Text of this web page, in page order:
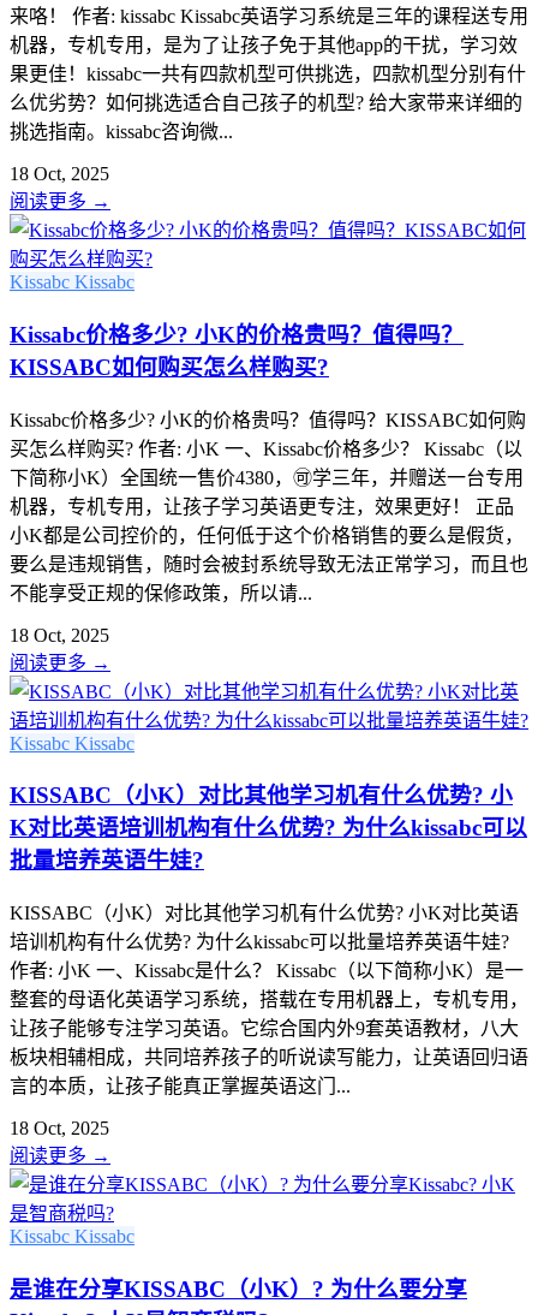
来咯！ 作者: kissabc Kissabc英语学习系统是三年的课程送专用
机器，专机专用，是为了让孩子免于其他app的干扰，学习效
果更佳！kissabc一共有四款机型可供挑选，四款机型分别有什
么优劣势？如何挑选适合自己孩子的机型? 给大家带来详细的
挑选指南。kissabc咨询微...
18 Oct, 2025
阅读更多 →
Kissabc Kissabc
Kissabc价格多少? 小K的价格贵吗？值得吗？
KISSABC如何购买怎么样购买?
Kissabc价格多少? 小K的价格贵吗？值得吗？KISSABC如何购
买怎么样购买? 作者: 小K 一、Kissabc价格多少？ Kissabc（以
下简称小K）全国统一售价4380，🉑学三年，并赠送一台专用
机器，专机专用，让孩子学习英语更专注，效果更好！ 正品
小K都是公司控价的，任何低于这个价格销售的要么是假货，
要么是违规销售，随时会被封系统导致无法正常学习，而且也
不能享受正规的保修政策，所以请...
18 Oct, 2025
阅读更多 →
Kissabc Kissabc
KISSABC（小K）对比其他学习机有什么优势? 小
K对比英语培训机构有什么优势? 为什么kissabc可以
批量培养英语牛娃?
KISSABC（小K）对比其他学习机有什么优势? 小K对比英语
培训机构有什么优势? 为什么kissabc可以批量培养英语牛娃?
作者: 小K 一、Kissabc是什么？ Kissabc（以下简称小K）是一
整套的母语化英语学习系统，搭载在专用机器上，专机专用，
让孩子能够专注学习英语。它综合国内外9套英语教材，八大
板块相辅相成，共同培养孩子的听说读写能力，让英语回归语
言的本质，让孩子能真正掌握英语这门...
18 Oct, 2025
阅读更多 →
Kissabc Kissabc
是谁在分享KISSABC（小K）? 为什么要分享